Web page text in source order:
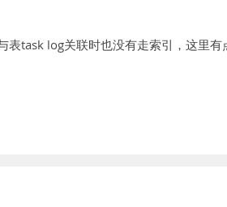
表task log关联时也没有走索引，这里有